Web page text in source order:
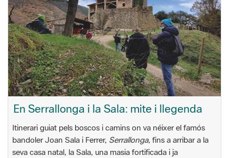
En Serrallonga i la Sala: mite i llegenda
Itinerari guiat pels boscos i camins on va néixer el famós
bandoler Joan Sala i Ferrer, Serrallonga, fins a arribar a la
seva casa natal, la Sala, una masia fortificada i ja